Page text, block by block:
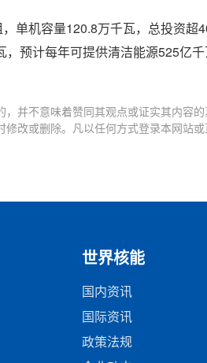
单机容量120.8万千瓦，总投资超
预计每年可提供清洁能源525亿
并不意味着赞同其观点或证实其内容
改或删除。凡以任何方式登录本网站或
世界核能
国内资讯
国际资讯
政策法规